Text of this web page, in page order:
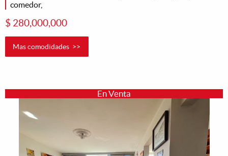
comedor,
$ 280,000,000
Mas comodidades >>
En Venta